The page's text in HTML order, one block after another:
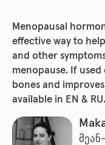
Menopausal
effective way to
and other
menopause. If
bones and
available in EN & RU.